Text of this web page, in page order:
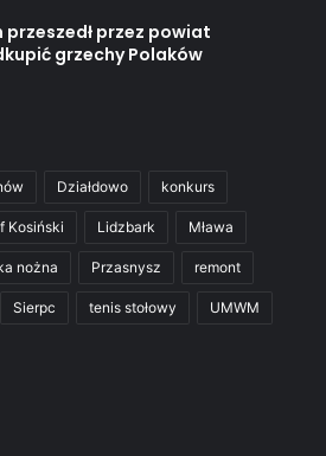
przeszedł przez powiat
grzechy Polaków
Działdowo konkurs
Kosiński Lidzbark Mława
nożna Przasnysz remont
Sierpc tenis stołowy UMWM